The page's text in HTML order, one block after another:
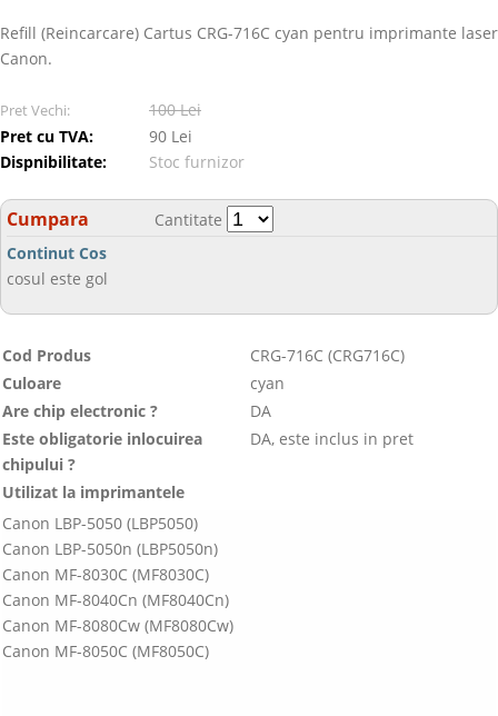
Refill (Reincarcare) Cartus CRG-716C cyan pentru imprimante laser
Canon.
Pret Vechi:
100 Lei
Pret cu TVA:
90 Lei
Dispnibilitate:
Stoc furnizor
Cumpara
Cantitate
Continut Cos
cosul este gol
Cod Produs
CRG-716C (CRG716C)
Culoare
cyan
Are chip electronic ?
DA
Este obligatorie inlocuirea
chipului ?
DA, este inclus in pret
Utilizat la imprimantele
Canon LBP-5050 (LBP5050)
Canon LBP-5050n (LBP5050n)
Canon MF-8030C (MF8030C)
Canon MF-8040Cn (MF8040Cn)
Canon MF-8080Cw (MF8080Cw)
Canon MF-8050C (MF8050C)